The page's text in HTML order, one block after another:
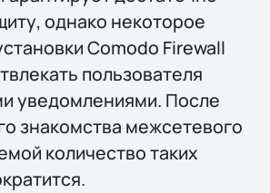
однако некоторое
Comodo Firewall
пользователя
уведомлениями. После
знакомства межсетевого
количество таких